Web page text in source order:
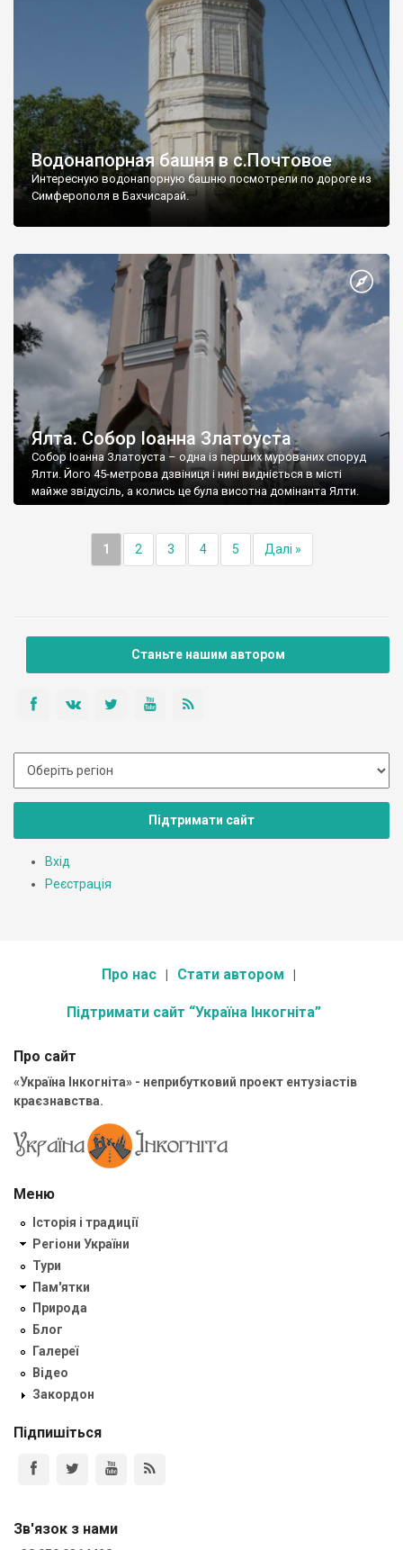
Водонапорная башня в с.Почтовое
Интересную водонапорную башню посмотрели по дороге из
Симферополя в Бахчисарай.
Ялта. Собор Іоанна Златоуста
Собор Іоанна Златоуста – одна із перших мурованих споруд
Ялти. Його 45-метрова дзвіниця і нині видніється в місті
майже звідусіль, а колись це була висотна домінанта Ялти.
1 2 3 4 5 Далі »
Станьте нашим автором
Підтримати сайт
Вхід
Реєстрація
Про нас Стати автором
Підтримати сайт “Україна Інкогніта”
Про сайт
«Україна Інкогніта» - неприбутковий проект ентузіастів
краєзнавства.
Меню
Історія і традиції
Регіони України
Тури
Пам'ятки
Природа
Блог
Галереї
Відео
Закордон
Підпишіться
Зв'язок з нами